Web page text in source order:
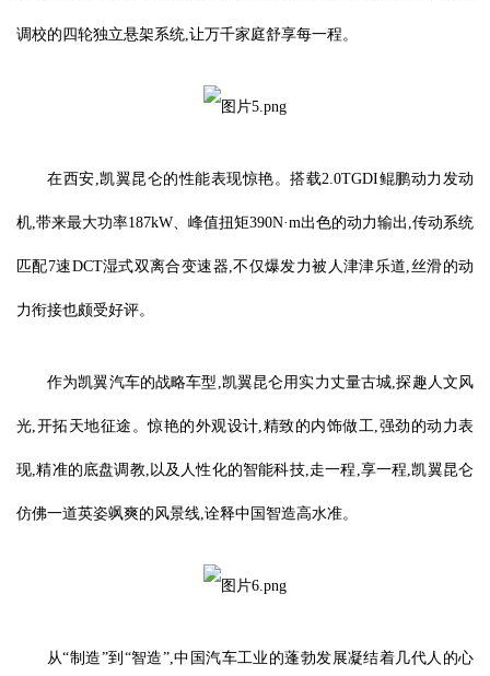
调校的四轮独立悬架系统,让万千家庭舒享每一程。
在西安,凯翼昆仑的性能表现惊艳。搭载2.0TGDI鲲鹏动力发动
机,带来最大功率187kW、峰值扭矩390N·m出色的动力输出,传动系统
匹配7速DCT湿式双离合变速器,不仅爆发力被人津津乐道,丝滑的动
力衔接也颇受好评。
作为凯翼汽车的战略车型,凯翼昆仑用实力丈量古城,探趣人文风
光,开拓天地征途。惊艳的外观设计,精致的内饰做工,强劲的动力表
现,精准的底盘调教,以及人性化的智能科技,走一程,享一程,凯翼昆仑
仿佛一道英姿飒爽的风景线,诠释中国智造高水准。
从“制造”到“智造”,中国汽车工业的蓬勃发展凝结着几代人的心